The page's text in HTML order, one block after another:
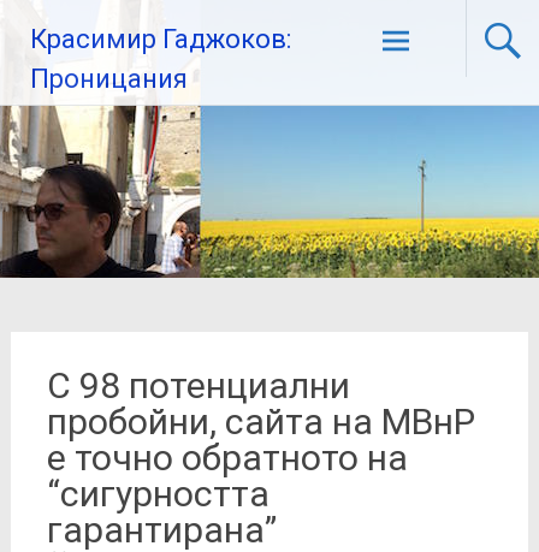
Красимир Гаджоков:
Проницания
С 98 потенциални
пробойни, сайта на МВнР
е точно обратното на
“сигурността
гарантирана”